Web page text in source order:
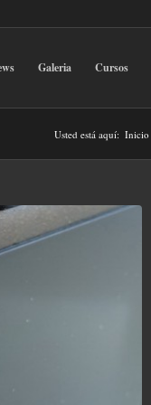
Galeria Cursos
Usted está aquí: Inicio